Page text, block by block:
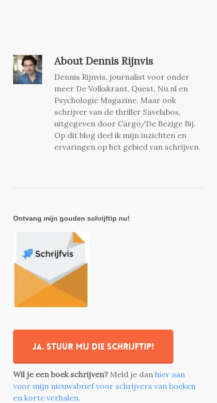
AboutDennis Rijnvis
Dennis Rijnvis, journalist voor onder
meer De Volkskrant, Quest, Nu.nl en
Psychologie Magazine. Maar ook
schrijver van de thriller Savelsbos,
uitgegeven door Cargo/De Bezige Bij.
Op dit blog deel ik mijn inzichten en
ervaringen op het gebied van schrijven.
Ontvang mijn gouden schrijftip nu!
Ja. stuur mij die schrijftip!
Wil je een boek schrijven? Meld je dan hier aan
voor mijn nieuwsbrief voor schrijvers van boeken
en korte verhalen.